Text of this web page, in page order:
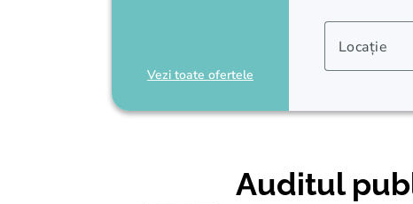
Vezi toate ofertele
Locație
Auditul